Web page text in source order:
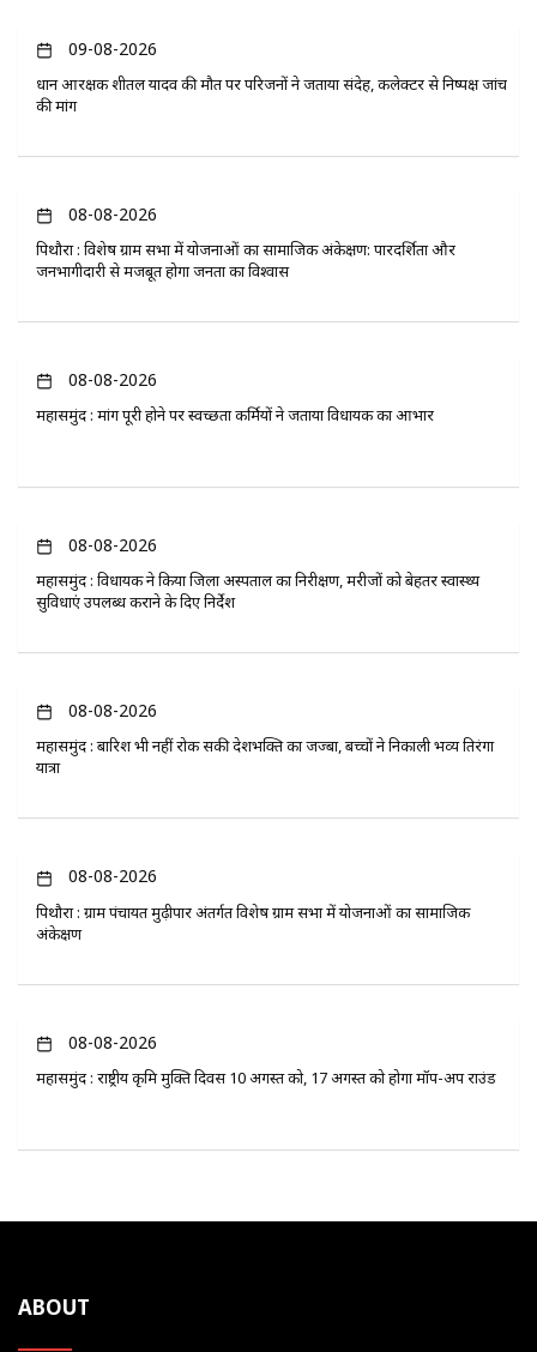
09-08-2026
प्रधान आरक्षक शीतल यादव की मौत पर परिजनों ने जताया संदेह, कलेक्टर से निष्पक्ष जांच
की मांग
08-08-2026
पिथौरा : विशेष ग्राम सभा में योजनाओं का सामाजिक अंकेक्षण: पारदर्शिता और
जनभागीदारी से मजबूत होगा जनता का विश्वास
08-08-2026
महासमुंद : मांग पूरी होने पर स्वच्छता कर्मियों ने जताया विधायक का आभार
08-08-2026
महासमुंद : विधायक ने किया जिला अस्पताल का निरीक्षण, मरीजों को बेहतर स्वास्थ्य
सुविधाएं उपलब्ध कराने के दिए निर्देश
08-08-2026
महासमुंद : बारिश भी नहीं रोक सकी देशभक्ति का जज्बा, बच्चों ने निकाली भव्य तिरंगा
यात्रा
08-08-2026
पिथौरा : ग्राम पंचायत मुढ़ीपार अंतर्गत विशेष ग्राम सभा में योजनाओं का सामाजिक
अंकेक्षण
08-08-2026
महासमुंद : राष्ट्रीय कृमि मुक्ति दिवस 10 अगस्त को, 17 अगस्त को होगा मॉप-अप राउंड
ABOUT